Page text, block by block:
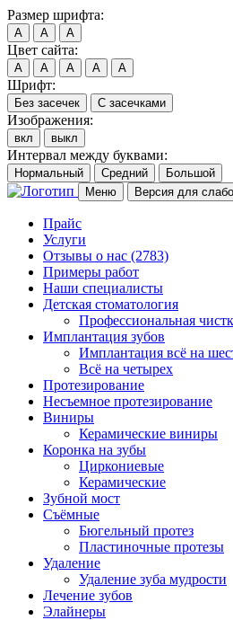
Размер шрифта:
A A A
Цвет сайта:
A A A A A
Шрифт:
Без засечек С засечками
Изображения:
вкл выкл
Интервал между буквами:
Нормальный Средний
Большой
Меню
Версия для
Прайс
Услуги
Отзывы о нас (2783)
Примеры работ
Наши специалисты
Детская стоматология
Профессиональная
Имплантация зубов
Имплантация всё на
Всё на четырех
Протезирование
Несъемное протезирование
Виниры
Керамические виниры
Коронка на зубы
Циркониевые
Керамические
Зубной мост
Съёмные
Бюгельный протез
Пластиночные протезы
Удаление
Удаление зуба мудрости
Лечение зубов
Элайнеры